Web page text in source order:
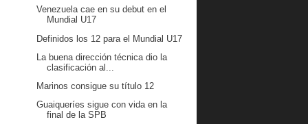
Venezuela cae en su debut en el
Mundial U17
Definidos los 12 para el Mundial U17
La buena dirección técnica dio la
clasificación al...
Marinos consigue su título 12
Guaiqueríes sigue con vida en la
final de la SPB